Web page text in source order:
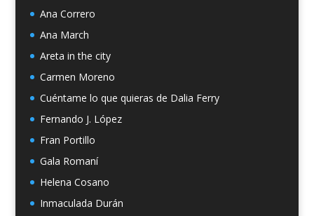
Ana Correro
Ana March
Areta in the city
Carmen Moreno
Cuéntame lo que quieras de Dalia Ferry
Fernando J. López
Fran Portillo
Gala Romaní
Helena Cosano
Inmaculada Durán